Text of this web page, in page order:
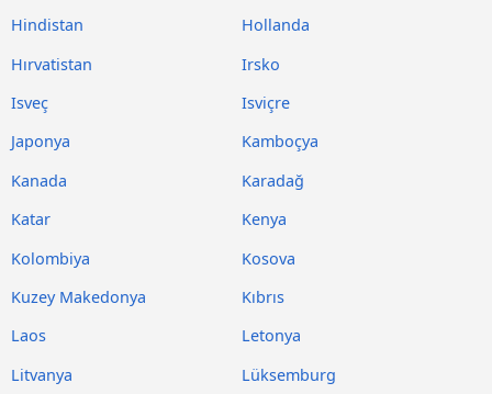
Hindistan
Hollanda
Hırvatistan
Irsko
Isveç
Isviçre
Japonya
Kamboçya
Kanada
Karadağ
Katar
Kenya
Kolombiya
Kosova
Kuzey Makedonya
Kıbrıs
Laos
Letonya
Litvanya
Lüksemburg